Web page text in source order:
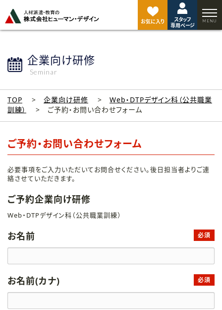
お気に入り
スタッフ
専用ページ
企業向け研修
Seminar
TOP 企業向け研修
Web・DTPデザイン科（公共職業
訓練）
ご予約・お問い合わせフォーム
ご予約・お問い合わせフォーム
必要事項をご入力いただいてお問合せください。後日担当者よりご連
絡させていただきます。
ご予約企業向け研修
Web・DTPデザイン科（公共職業訓練）
お名前 必須
お名前(カナ) 必須
ジ
ト